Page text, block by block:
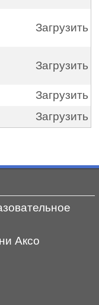
Загрузить
Загрузить
Загрузить
Загрузить
Аксо